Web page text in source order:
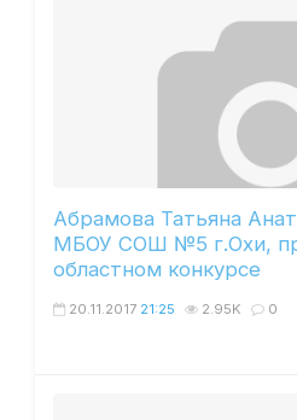
Абрамова Татьяна
МБОУ СОШ №5 г.Охи,
областном конкурсе
20.11.2017 21:25 2.95K 0